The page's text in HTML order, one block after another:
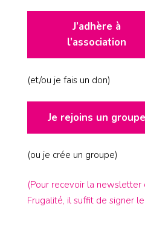
J’adhère à
l’association
(et/ou je fais un don)
Je rejoins un groupe
(ou je crée un groupe)
(Pour recevoir la
Frugalité, il suffit de signer